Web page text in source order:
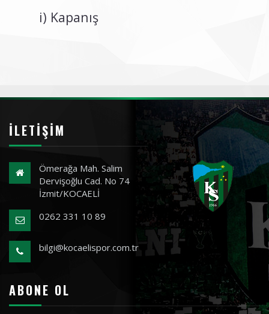
i) Kapanış
İLETIŞIM
Ömerağa Mah. Salim
Dervişoğlu Cad. No 74
İzmit/KOCAELİ
0262 331 10 89
bilgi@kocaelispor.com.tr
ABONE OL